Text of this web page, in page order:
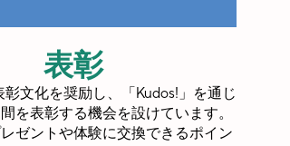
表彰
彰文化を奨励し、「Kudos!」を通じ
を表彰する機会を設けています。
ゼントや体験に交換できるポイン